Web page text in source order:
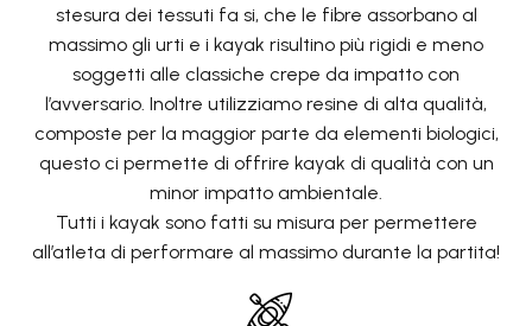
stesura dei tessuti fa si, che le fibre assorbano al
massimo gli urti e i kayak risultino più rigidi e meno
soggetti alle classiche crepe da impatto con
l’avversario. Inoltre utilizziamo resine di alta qualità,
composte per la maggior parte da elementi biologici,
questo ci permette di offrire kayak di qualità con un
minor impatto ambientale.
Tutti i kayak sono fatti su misura per permettere
all’atleta di performare al massimo durante la partita!